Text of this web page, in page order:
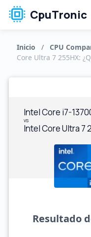
CpuTronic
Inicio / CPU
Core Ultra 7 255HX:
Intel Core i7-
vs
Intel Core Ultra 7
Resultado